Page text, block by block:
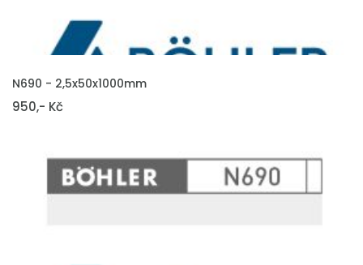
VLOŽIT DO KOŠÍKU
N690 - 2,5x50x1000mm
950,- Kč